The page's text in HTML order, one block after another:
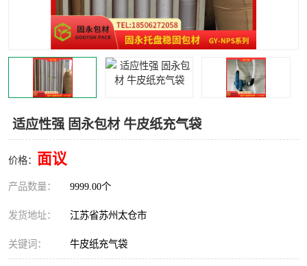
适应性强 固永包材 牛皮纸充气袋
价格： 面议
产品数量： 9999.00个
发货地址： 江苏省苏州太仓市
关键词： 牛皮纸充气袋